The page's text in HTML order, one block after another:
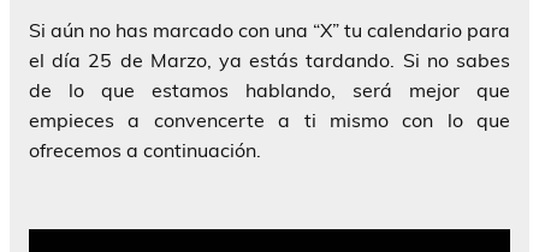
Si aún no has marcado con una “X” tu calendario para
el día 25 de Marzo, ya estás tardando. Si no sabes
de lo que estamos hablando, será mejor que
empieces a convencerte a ti mismo con lo que
ofrecemos a continuación.